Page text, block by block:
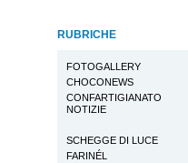
RUBRICHE
FOTOGALLERY
CHOCONEWS
CONFARTIGIANATO
NOTIZIE
SCHEGGE DI LUCE
FARINÉL